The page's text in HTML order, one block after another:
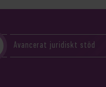
Avancerat juridiskt stöd